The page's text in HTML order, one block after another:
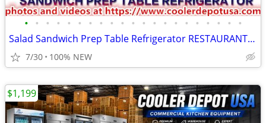
• • • • • • • • • • • • • • • • • • • • •
Salad Sandwich Prep Table Refrigerator RESTAURANT EQUIPMENT
7/30 100% NEW
$1,199